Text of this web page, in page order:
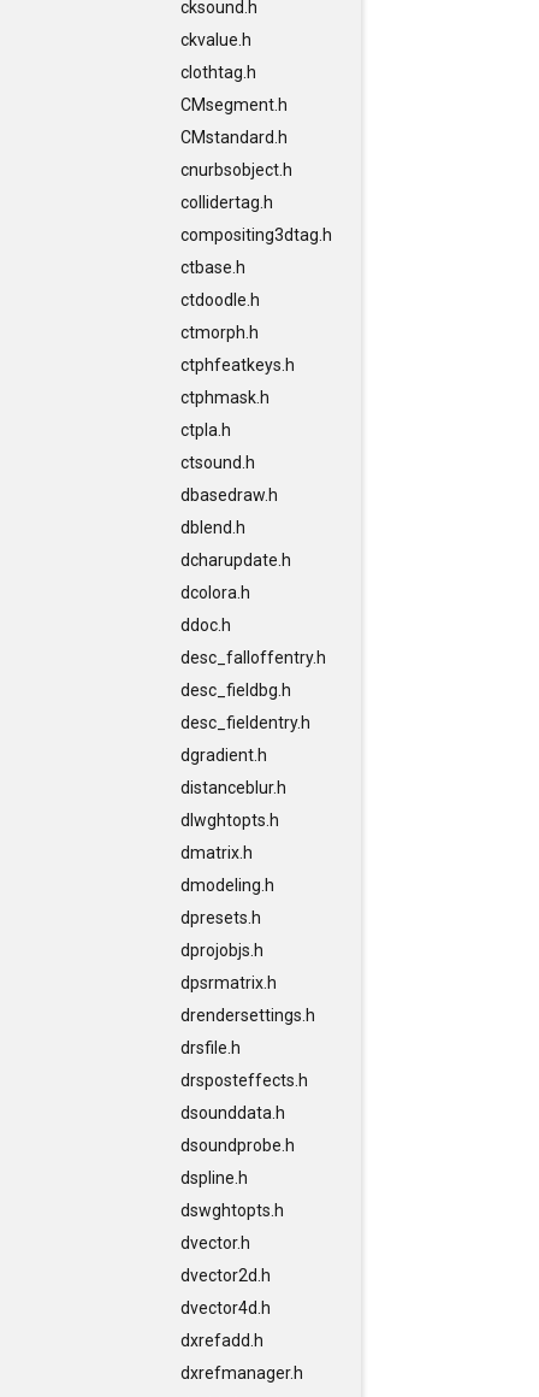
cksound.h
ckvalue.h
clothtag.h
CMsegment.h
CMstandard.h
cnurbsobject.h
collidertag.h
compositing3dtag.h
ctbase.h
ctdoodle.h
ctmorph.h
ctphfeatkeys.h
ctphmask.h
ctpla.h
ctsound.h
dbasedraw.h
dblend.h
dcharupdate.h
dcolora.h
ddoc.h
desc_falloffentry.h
desc_fieldbg.h
desc_fieldentry.h
dgradient.h
distanceblur.h
dlwghtopts.h
dmatrix.h
dmodeling.h
dpresets.h
dprojobjs.h
dpsrmatrix.h
drendersettings.h
drsfile.h
drsposteffects.h
dsounddata.h
dsoundprobe.h
dspline.h
dswghtopts.h
dvector.h
dvector2d.h
dvector4d.h
dxrefadd.h
dxrefmanager.h